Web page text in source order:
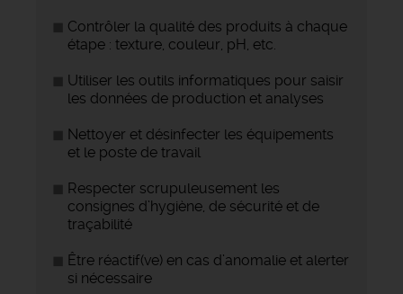
Contrôler la qualité des produits à chaque
étape : texture, couleur, pH, etc.
Utiliser les outils informatiques pour saisir
les données de production et analyses
Nettoyer et désinfecter les équipements
et le poste de travail
Respecter scrupuleusement les
consignes d’hygiène, de sécurité et de
traçabilité
Être réactif(ve) en cas d’anomalie et alerter
si nécessaire